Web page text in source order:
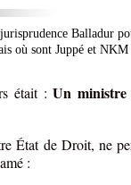
était :Un ministre
État de Droit, ne
: